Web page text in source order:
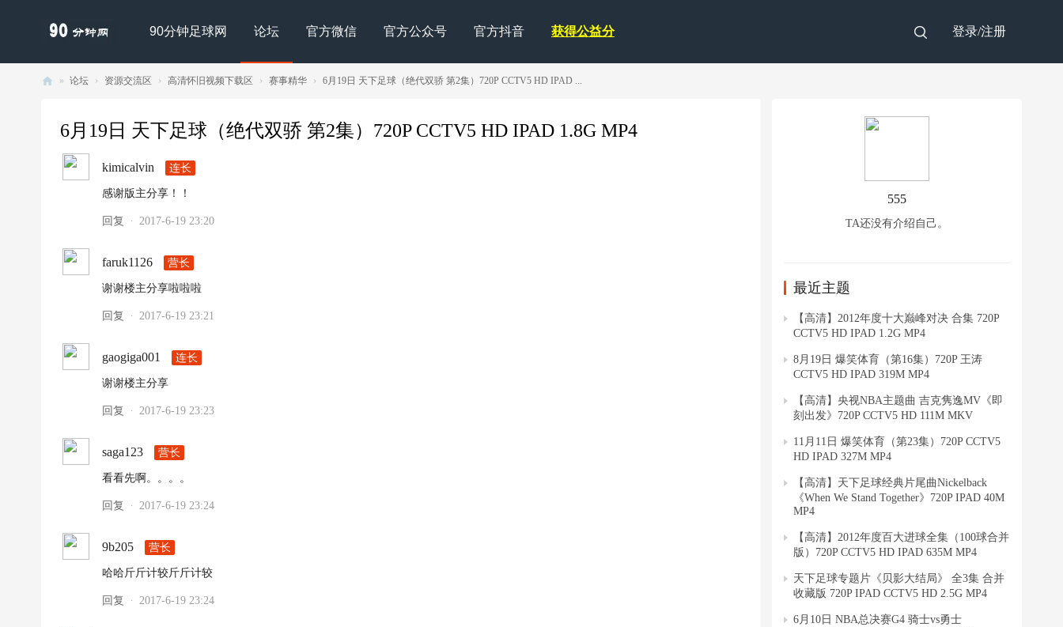
90分钟足球网 论坛 官方微信 官方公众号 官方抖音 获得公益分 登录/注册
» 论坛 › 资源交流区 › 高清怀旧视频下载区 › 赛事精华 › 6月19日 天下足球（绝代双骄 第2集）720P CCTV5 HD IPAD ...
6月19日 天下足球（绝代双骄 第2集）720P CCTV5 HD IPAD 1.8G MP4
kimicalvin 连长
感谢版主分享！！
回复 · 2017-6-19 23:20
faruk1126 营长
谢谢楼主分享啦啦啦
回复 · 2017-6-19 23:21
gaogiga001 连长
谢谢楼主分享
回复 · 2017-6-19 23:23
saga123 营长
看看先啊。。。。
回复 · 2017-6-19 23:24
9b205 营长
哈哈斤斤计较斤斤计较
回复 · 2017-6-19 23:24
555
TA还没有介绍自己。
最近主题
【高清】2012年度十大巅峰对决 合集 720P
CCTV5 HD IPAD 1.2G MP4
8月19日 爆笑体育（第16集）720P 王涛
CCTV5 HD IPAD 319M MP4
【高清】央视NBA主题曲 吉克隽逸MV《即
刻出发》720P CCTV5 HD 111M MKV
11月11日 爆笑体育（第23集）720P CCTV5
HD IPAD 327M MP4
【高清】天下足球经典片尾曲Nickelback
《When We Stand Together》720P IPAD 40M
MP4
【高清】2012年度百大进球全集（100球合并
版）720P CCTV5 HD IPAD 635M MP4
天下足球专题片《贝影大结局》 全3集 合并
收藏版 720P IPAD CCTV5 HD 2.5G MP4
6月10日 NBA总决赛G4 骑士vs勇士